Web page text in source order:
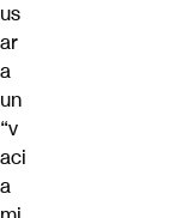
us
ar
a
un
“v
aci
a